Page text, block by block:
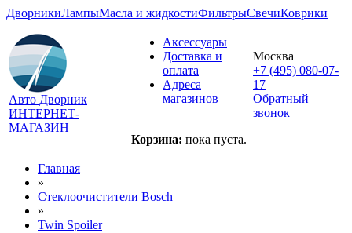
ДворникиЛампыМасла и жидкостиФильтрыСвечиКоврики
Авто Дворник
ИНТЕРНЕТ-
МАГАЗИН
Аксессуары
Доставка и
оплата
Адреса
магазинов
Корзина: пока пуста.
Москва
+7 (495) 080-07-
17
Обратный
звонок
Главная
»
Стеклоочистители Bosch
»
Twin Spoiler